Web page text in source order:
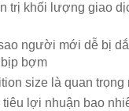
trị khối lượng giao
người mới dễ bị
bợm
size là quan trọng
tiêu lợi nhuận bao